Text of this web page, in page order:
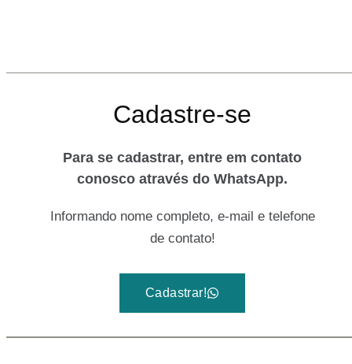
Cadastre-se
Para se cadastrar, entre em contato
conosco através do WhatsApp.
Informando nome completo, e-mail e telefone
de contato!
Cadastrar!